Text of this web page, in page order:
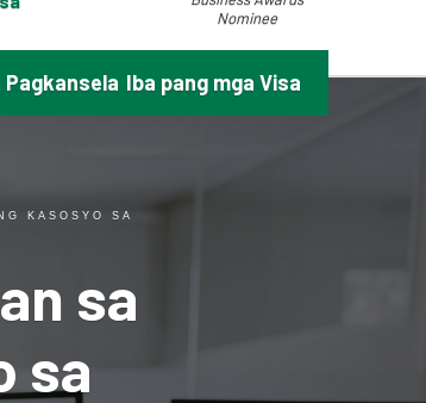
Nominee
Pagkansela Iba pang mga Visa
KASOSYO SA
sa
sa